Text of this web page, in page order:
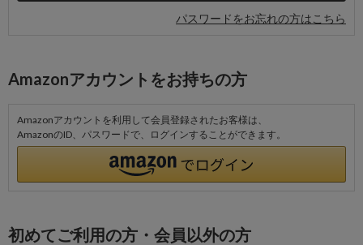
パスワードをお忘れの方はこちら
Amazonアカウントをお持ちの方
Amazonアカウントを利用して会員登録されたお客様は、
AmazonのID、パスワードで、ログインすることができます。
初めてご利用の方・会員以外の方